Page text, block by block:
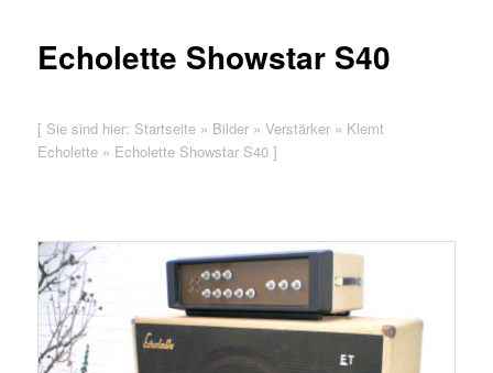
Echolette Showstar S40
[ Sie sind hier: Startseite » Bilder »Verstärker » Klemt
Echolette » Echolette Showstar S40 ]